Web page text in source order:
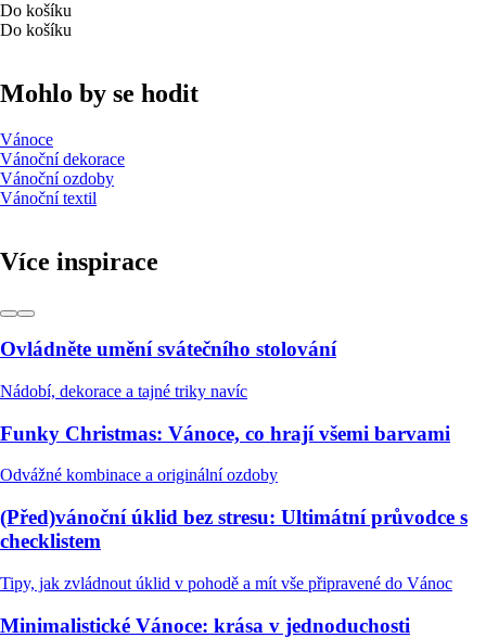
Do košíku
Do košíku
Mohlo by se hodit
Vánoce
Vánoční dekorace
Vánoční ozdoby
Vánoční textil
Více inspirace
Ovládněte umění svátečního stolování
Nádobí, dekorace a tajné triky navíc
Funky Christmas: Vánoce, co hrají všemi barvami
Odvážné kombinace a originální ozdoby
(Před)vánoční úklid bez stresu: Ultimátní průvodce s
checklistem
Tipy, jak zvládnout úklid v pohodě a mít vše připravené do Vánoc
Minimalistické Vánoce: krása v jednoduchosti